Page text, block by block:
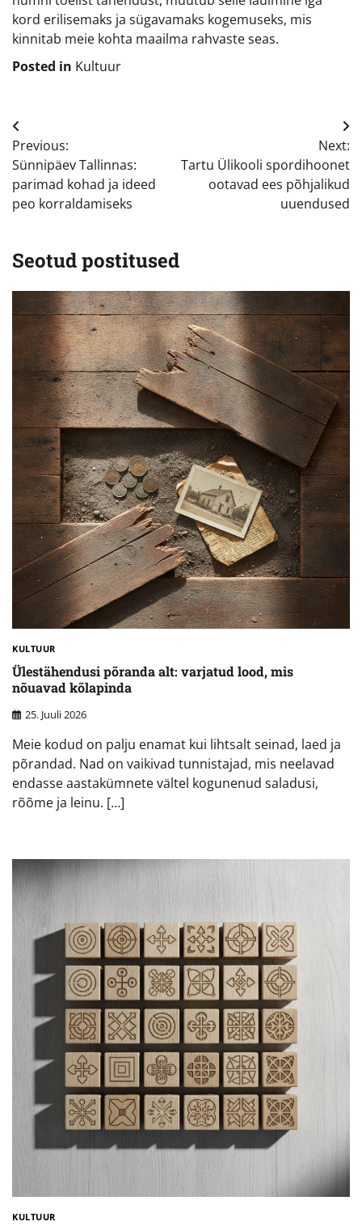
kord erilisemaks ja sügavamaks kogemuseks, mis
kinnitab meie kohta maailma rahvaste seas.
Posted in Kultuur
Navigeerimine
Previous:
Sünnipäev Tallinnas:
parimad kohad ja ideed
peo korraldamiseks
Next:
Tartu Ülikooli spordihoonet
ootavad ees põhjalikud
uuendused
Seotud postitused
KULTUUR
Ülestähendusi põranda alt: varjatud lood, mis
nõuavad kõlapinda
25. Juuli 2026
Meie kodud on palju enamat kui lihtsalt seinad, laed ja
põrandad. Nad on vaikivad tunnistajad, mis neelavad
endasse aastakümnete vältel kogunenud saladusi,
rõõme ja leinu. […]
KULTUUR